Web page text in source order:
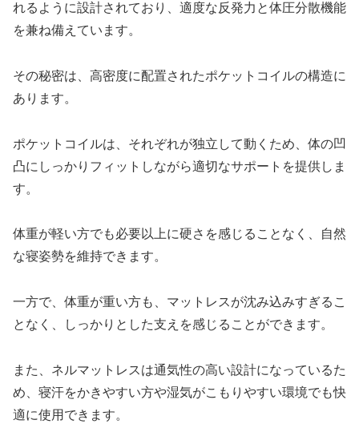
れるように設計されており、適度な反発力と体圧分散機能
を兼ね備えています。
その秘密は、高密度に配置されたポケットコイルの構造に
あります。
ポケットコイルは、それぞれが独立して動くため、体の凹
凸にしっかりフィットしながら適切なサポートを提供しま
す。
体重が軽い方でも必要以上に硬さを感じることなく、自然
な寝姿勢を維持できます。
一方で、体重が重い方も、マットレスが沈み込みすぎるこ
となく、しっかりとした支えを感じることができます。
また、ネルマットレスは通気性の高い設計になっているた
め、寝汗をかきやすい方や湿気がこもりやすい環境でも快
適に使用できます。